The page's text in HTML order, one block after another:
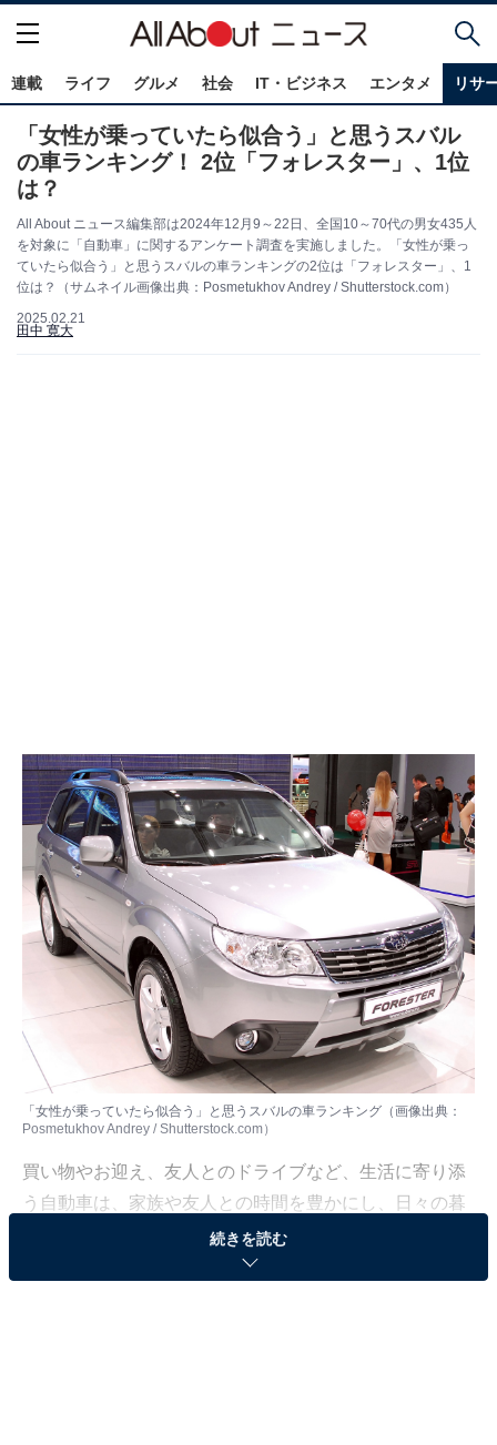
連載 ライフ グルメ 社会 IT・ビジネス エンタメ リサ
「女性が乗っていたら似合う」と思うスバル
の車ランキング！ 2位「フォレスター」、1位
は？
All About ニュース編集部は2024年12月9～22日、全国10～70代の男女435人
を対象に「自動車」に関するアンケート調査を実施しました。「女性が乗っ
ていたら似合う」と思うスバルの車ランキングの2位は「フォレスター」、1
位は？（サムネイル画像出典：Posmetukhov Andrey / Shutterstock.com）
2025.02.21
田中 寛大
「女性が乗っていたら似合う」と思うスバルの車ランキング（画像出典：
Posmetukhov Andrey / Shutterstock.com）
買い物やお迎え、友人とのドライブなど、生活に寄り添
う自動車は、家族や友人との時間を豊かにし、日々の暮
らしをより快適で楽しいものにしてくれる存在です。
続きを読む